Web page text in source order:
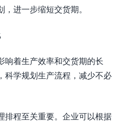
进一步缩短交货期。
响着生产效率和交货期的长
科学规划生产流程，减少不必
排程至关重要。企业可以根据